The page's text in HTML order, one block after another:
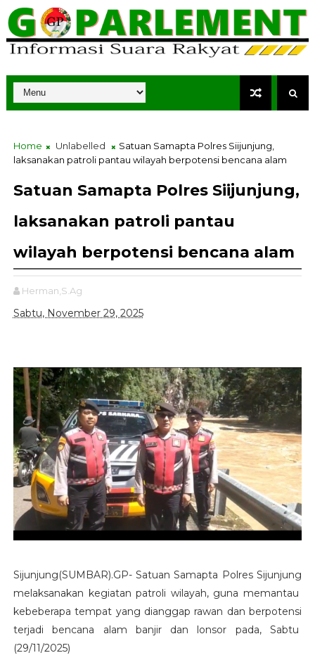
Home Unlabelled
Satuan Samapta Polres Siijunjung,
laksanakan patroli pantau wilayah berpotensi bencana alam
Satuan Samapta Polres Siijunjung,
laksanakan patroli pantau
wilayah berpotensi bencana alam
Herman,S.Ag
Sabtu, November 29, 2025
Sijunjung(SUMBAR).GP- Satuan Samapta Polres Sijunjung
melaksanakan kegiatan patroli wilayah, guna memantau
kebeberapa tempat yang dianggap rawan dan berpotensi
terjadi bencana alam banjir dan lonsor pada, Sabtu
(29/11/2025)